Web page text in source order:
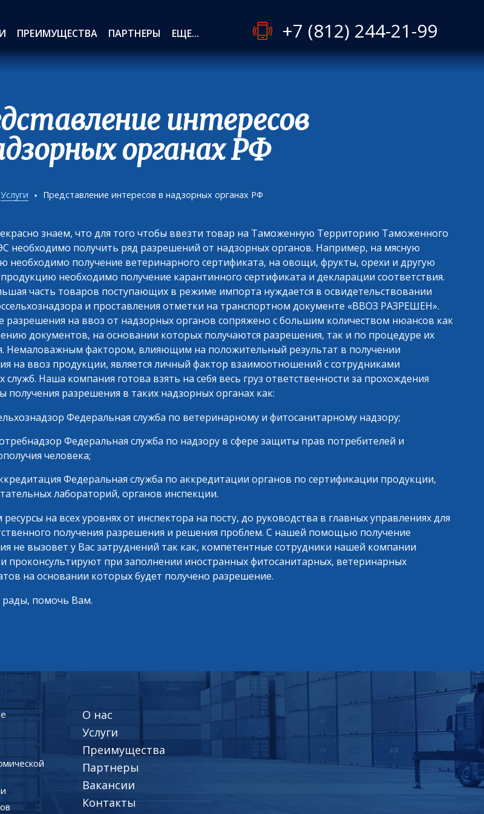
ПРЕИМУЩЕСТВА ПАРТНЕРЫ ЕЩЕ... +7 (812) 244-21-99
интересов
органах РФ
Услуги Представление интересов в надзорных органах РФ
знаем, что для того чтобы ввезти товар на Таможенную Территорию Таможенного
необходимо получить ряд разрешений от надзорных органов. Например, на мясную
необходимо получение ветеринарного сертификата, на овощи, фрукты, орехи и другую
необходимо получение карантинного сертификата и декларации соответствия.
часть товаров поступающих в режиме импорта нуждается в освидетельствовании
и проставления отметки на транспортном документе «ВВОЗ РАЗРЕШЕН».
разрешения на ввоз от надзорных органов сопряжено с большим количеством нюансов как
документов, на основании которых получаются разрешения, так и по процедуре их
Немаловажным фактором, влияющим на положительный результат в получении
на ввоз продукции, является личный фактор взаимоотношений с сотрудниками
служб. Наша компания готова взять на себя весь груз ответственности за прохождения
получения разрешения в таких надзорных органах как:
Федеральная служба по ветеринарному и фитосанитарному надзору;
Федеральная служба по надзору в сфере защиты прав потребителей и
человека;
Федеральная служба по аккредитации органов по сертификации продукции,
лабораторий, органов инспекции.
на всех уровнях от инспектора на посту, до руководства в главных управлениях для
получения разрешения и решения проблем. С нашей помощью получение
не вызовет у Вас затруднений так как, компетентные сотрудники нашей компании
проконсультируют при заполнении иностранных фитосанитарных, ветеринарных
на основании которых будет получено разрешение.
помочь Вам.
О нас
Услуги
Преимущества
Партнеры
Вакансии
Контакты